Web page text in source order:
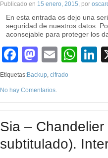
Publicado en 15 enero, 2015, por
En esta entrada os dejo una
seguridad de nuestros datos.
aconsejable para proteger los
Facebook
Mastodon
Email
Etiquetas:Backup, cifrado
No hay Comentarios.
Sia –
subtitulado).